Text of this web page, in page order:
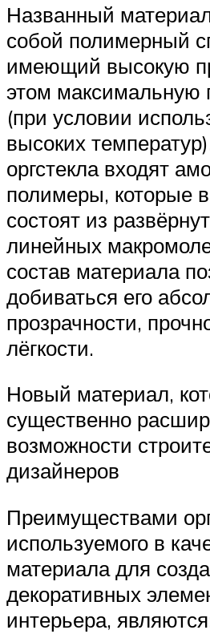
Названный
собой полимерный
имеющий высокую
этом максимальную
(при условии
высоких
оргстекла входят
полимеры, которые
состоят из
линейных
состав материала
добиваться его
прозрачности,
лёгкости.
Новый материал,
существенно
возможности
дизайнеров
Преимуществами
используемого в
материала для
декоративных
интерьера,